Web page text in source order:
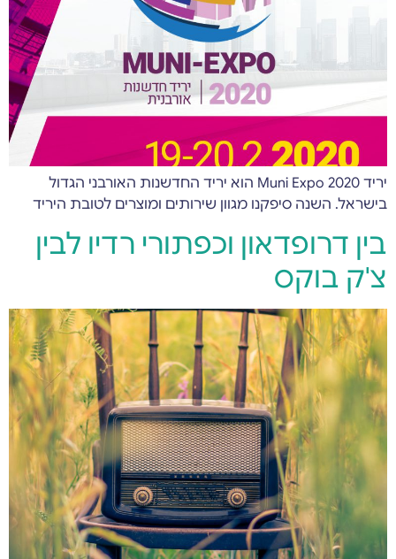
יריד Muni Expo 2020 הוא יריד החדשנות האורבני הגדול
בישראל. השנה סיפקנו מגוון שירותים ומוצרים לטובת היריד
בין דרופדאון וכפתורי רדיו לבין
צ'ק בוקס